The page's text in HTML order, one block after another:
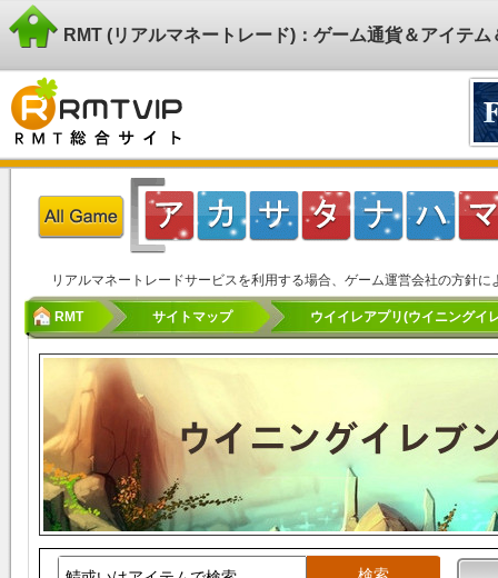
RMT (リアルマネートレード)：ゲーム通貨＆アイテ
リアルマネートレードサービスを利用する場合、ゲーム運営会社の方針
RMT サイトマップ ウイイレアプリ(ウイニングイ